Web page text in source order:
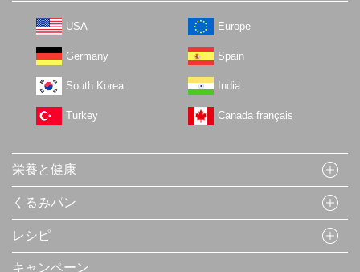
USA Europe
Germany Spain
South Korea India
Turkey Canada français
栄養と健康
くるみパン
レシピ
キャンペーン